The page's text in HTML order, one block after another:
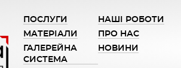
ПОСЛУГИ
НАШІ РОБОТИ
МАТЕРІАЛИ
ПРО НАС
ГАЛЕРЕЙНА
СИСТЕМА
НОВИНИ